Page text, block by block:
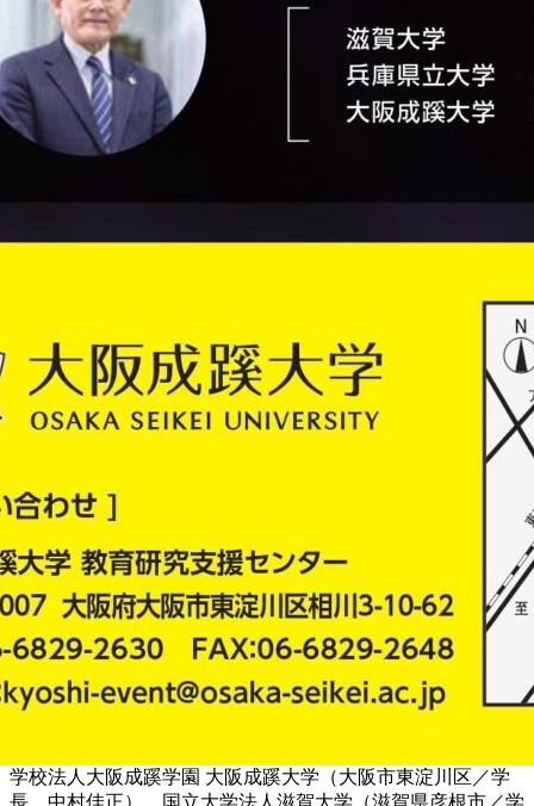
学校法人大阪成蹊学園 大阪成蹊大学（大阪市東淀川区／学
長 中村佳正）、国立大学法人滋賀大学（滋賀県彦根市／学